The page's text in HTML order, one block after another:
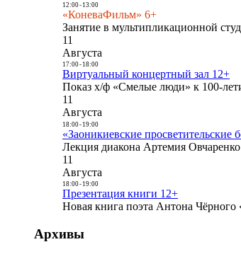
12:00- 13:00
«КоневаФильм» 6+
Занятие в мультипликационной
11
Августа
17:00- 18:00
Виртуальный концертный зал 12+
Показ х/ф «Смелые люди» к 100-
11
Августа
18:00- 19:00
«Заоникиевские просветительские
Лекция диакона Артемия
11
Августа
18:00- 19:00
Презентация книги 12+
Новая книга поэта Антона
Архивы